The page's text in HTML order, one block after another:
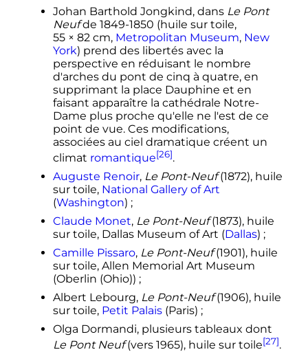
Johan Barthold Jongkind, dans Le Pont
Neufde 1849-1850 (huile sur toile,
55 × 82 cm, Metropolitan Museum, New
York) prend des libertés avec la
perspective en réduisant le nombre
d'arches du pont de cinq à quatre, en
supprimant la place Dauphine et en
faisant apparaître la cathédrale Notre-
Dame plus proche qu'elle ne l'est de ce
point de vue. Ces modifications,
associées au ciel dramatique créent un
climat romantique[26].
Auguste Renoir, Le Pont-Neuf(1872), huile
sur toile, National Gallery of Art
(Washington) ;
Claude Monet, Le Pont-Neuf(1873), huile
sur toile, Dallas Museum of Art (Dallas) ;
Camille Pissaro, Le Pont-Neuf(1901), huile
sur toile, Allen Memorial Art Museum
(Oberlin (Ohio)) ;
Albert Lebourg, Le Pont-Neuf(1906), huile
sur toile, Petit Palais(Paris) ;
Olga Dormandi, plusieurs tableaux dont
Le Pont Neuf(vers 1965), huile sur toile[27].